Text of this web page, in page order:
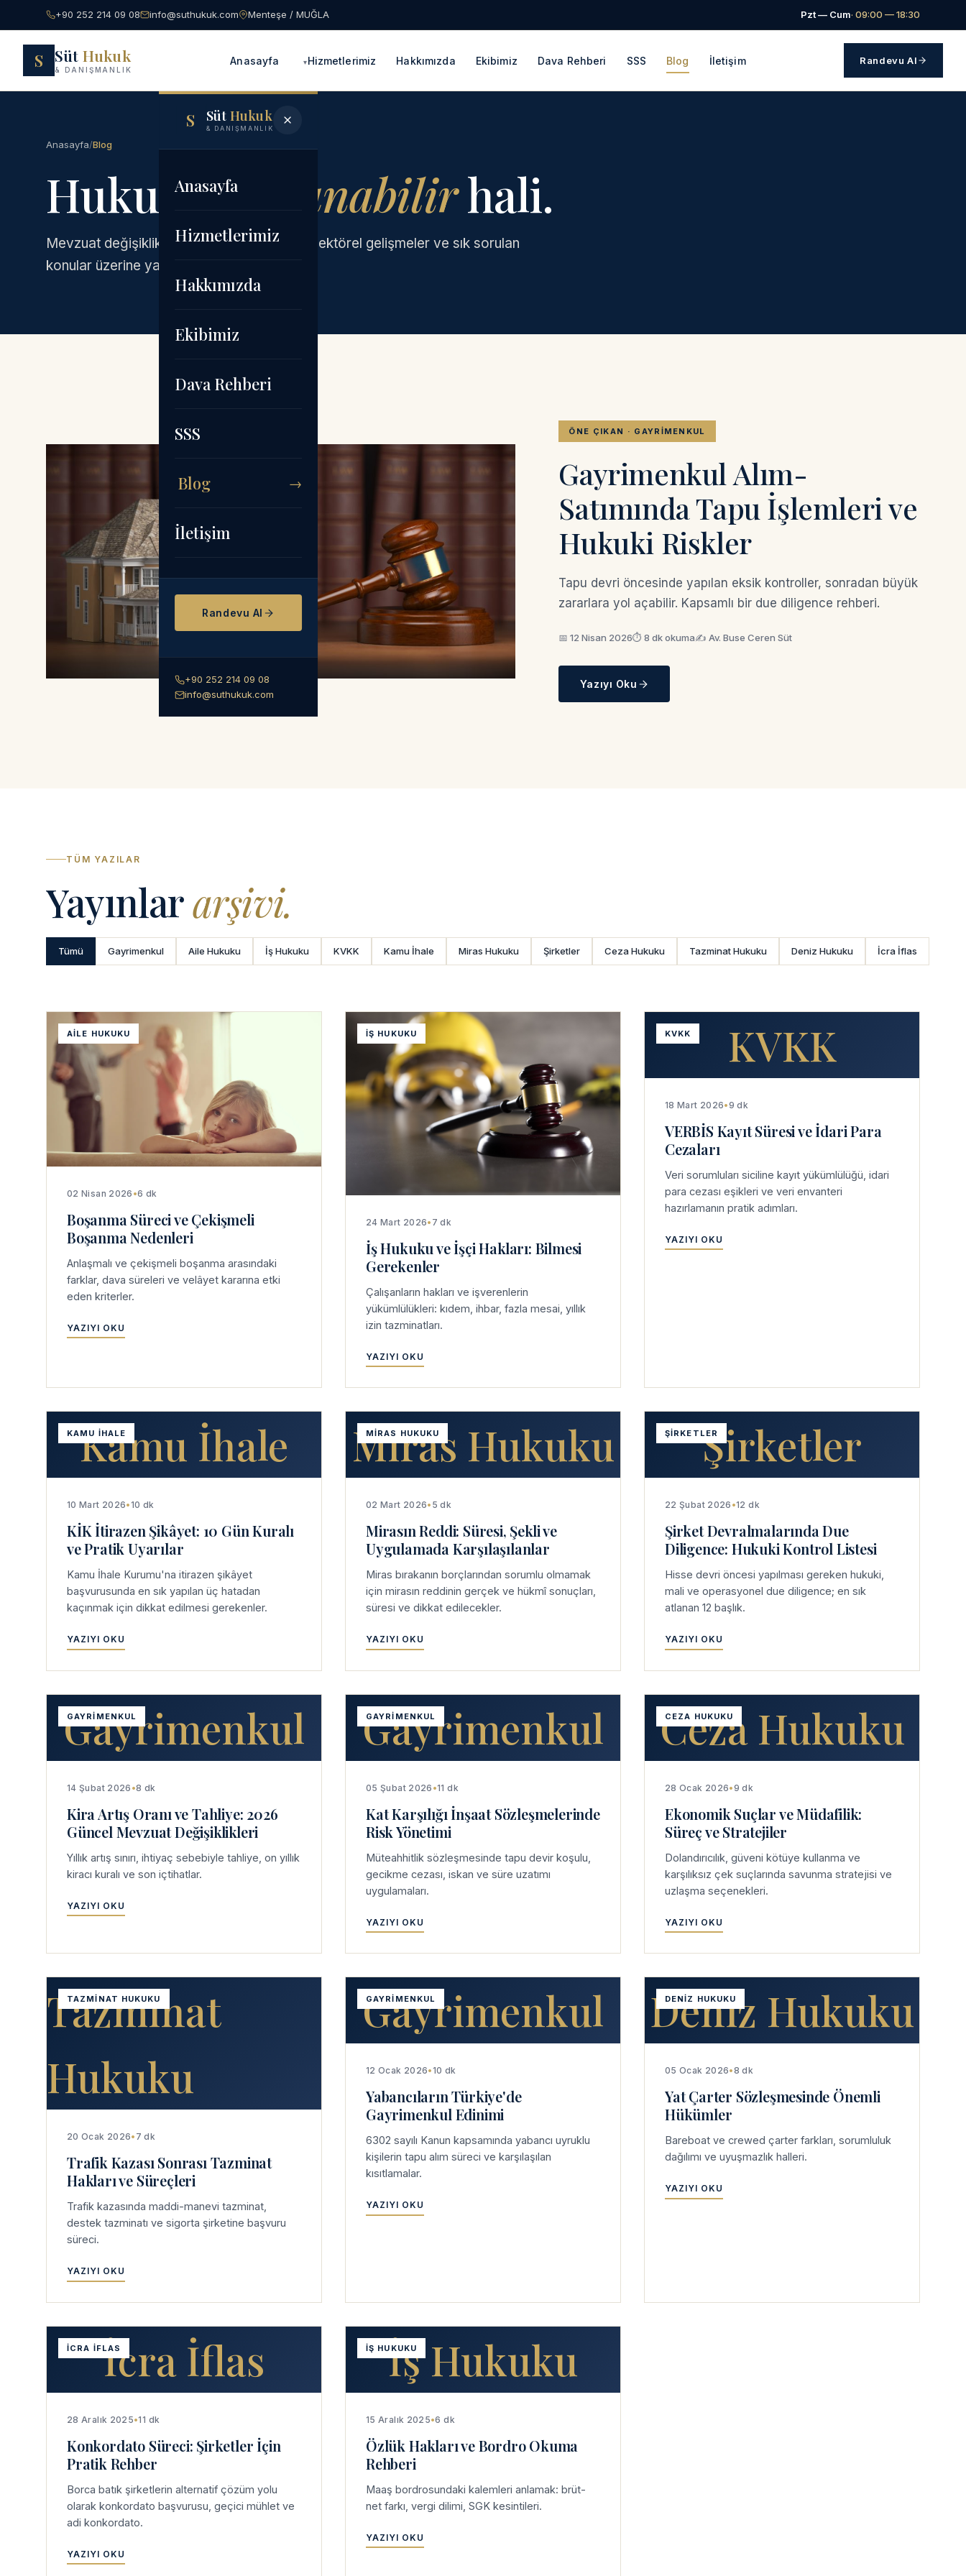
+90 252 214 09 08 info@suthukuk.com Menteşe / MUĞLA Pzt — Cum· 09:00 — 18:30
S Süt Hukuk
& DANIŞMANLIK
Anasayfa Hizmetlerimiz Hakkımızda Ekibimiz Dava Rehberi SSS Blog İletişim Randevu Al
S Süt Hukuk
& DANIŞMANLIK
Anasayfa
Hizmetlerimiz
Hakkımızda
Ekibimiz
Dava Rehberi
SSS
Blog
İletişim
Randevu Al
+90 252 214 09 08
info@suthukuk.com
Anasayfa/Blog
Hukukun okunabilirhali.
Mevzuat değişiklikleri, mahkeme kararları, sektörel gelişmeler ve sık sorulan
konular üzerine yazılar.
ÖNE ÇIKAN · GAYRIMENKUL
Gayrimenkul Alım-
Satımında Tapu İşlemleri ve
Hukuki Riskler
Tapu devri öncesinde yapılan eksik kontroller, sonradan büyük
zararlara yol açabilir. Kapsamlı bir due diligence rehberi.
📅 12 Nisan 2026⏱ 8 dk okuma✍ Av. Buse Ceren Süt
Yazıyı Oku
TÜM YAZILAR
Yayınlararşivi.
Tümü Gayrimenkul Aile Hukuku İş Hukuku KVKK Kamu İhale Miras Hukuku Şirketler Ceza Hukuku Tazminat Hukuku Deniz Hukuku İcra İflas
AILE HUKUKU
02 Nisan 2026 •6 dk
Boşanma Süreci ve Çekişmeli
Boşanma Nedenleri
Anlaşmalı ve çekişmeli boşanma arasındaki
farklar, dava süreleri ve velâyet kararına etki
eden kriterler.
YAZIYI OKU
İŞ HUKUKU
24 Mart 2026• 7 dk
İş Hukuku ve İşçi Hakları: Bilmesi
Gerekenler
Çalışanların hakları ve işverenlerin
yükümlülükleri: kıdem, ihbar, fazla mesai, yıllık
izin tazminatları.
YAZIYI OKU
KVKK
KVKK
18 Mart 2026•9 dk
VERBİS Kayıt Süresi ve İdari Para
Cezaları
Veri sorumluları siciline kayıt yükümlülüğü, idari
para cezası eşikleri ve veri envanteri
hazırlamanın pratik adımları.
YAZIYI OKU
Kamu İhale
KAMU İHALE
10 Mart 2026•10 dk
KİK İtirazen Şikâyet: 10 Gün Kuralı
ve Pratik Uyarılar
Kamu İhale Kurumu'na itirazen şikâyet
başvurusunda en sık yapılan üç hatadan
kaçınmak için dikkat edilmesi gerekenler.
YAZIYI OKU
Miras Hukuku
MIRAS HUKUKU
02 Mart 2026• 5 dk
Mirasın Reddi: Süresi, Şekli ve
Uygulamada Karşılaşılanlar
Miras bırakanın borçlarından sorumlu olmamak
için mirasın reddinin gerçek ve hükmî sonuçları,
süresi ve dikkat edilecekler.
YAZIYI OKU
Şirketler
ŞIRKETLER
22 Şubat 2026 •12 dk
Şirket Devralmalarında Due
Diligence: Hukuki Kontrol Listesi
Hisse devri öncesi yapılması gereken hukuki,
mali ve operasyonel due diligence; en sık
atlanan 12 başlık.
YAZIYI OKU
Gayrimenkul
GAYRIMENKUL
14 Şubat 2026 •8 dk
Kira Artış Oranı ve Tahliye: 2026
Güncel Mevzuat Değişiklikleri
Yıllık artış sınırı, ihtiyaç sebebiyle tahliye, on yıllık
kiracı kuralı ve son içtihatlar.
YAZIYI OKU
Gayrimenkul
GAYRIMENKUL
05 Şubat 2026 •11 dk
Kat Karşılığı İnşaat Sözleşmelerinde
Risk Yönetimi
Müteahhitlik sözleşmesinde tapu devir koşulu,
gecikme cezası, iskan ve süre uzatımı
uygulamaları.
YAZIYI OKU
Ceza Hukuku
CEZA HUKUKU
28 Ocak 2026•9 dk
Ekonomik Suçlar ve Müdafilik:
Süreç ve Stratejiler
Dolandırıcılık, güveni kötüye kullanma ve
karşılıksız çek suçlarında savunma stratejisi ve
uzlaşma seçenekleri.
YAZIYI OKU
Tazminat
Hukuku
TAZMINAT HUKUKU
20 Ocak 2026• 7 dk
Trafik Kazası Sonrası Tazminat
Hakları ve Süreçleri
Trafik kazasında maddi-manevi tazminat,
destek tazminatı ve sigorta şirketine başvuru
süreci.
YAZIYI OKU
Gayrimenkul
GAYRIMENKUL
12 Ocak 2026•10 dk
Yabancıların Türkiye'de
Gayrimenkul Edinimi
6302 sayılı Kanun kapsamında yabancı uyruklu
kişilerin tapu alım süreci ve karşılaşılan
kısıtlamalar.
YAZIYI OKU
Deniz Hukuku
DENIZ HUKUKU
05 Ocak 2026•8 dk
Yat Çarter Sözleşmesinde Önemli
Hükümler
Bareboat ve crewed çarter farkları, sorumluluk
dağılımı ve uyuşmazlık halleri.
YAZIYI OKU
İcra İflas
İCRA İFLAS
28 Aralık 2025•11 dk
Konkordato Süreci: Şirketler İçin
Pratik Rehber
Borca batık şirketlerin alternatif çözüm yolu
olarak konkordato başvurusu, geçici mühlet ve
adi konkordato.
YAZIYI OKU
İş Hukuku
İŞ HUKUKU
15 Aralık 2025•6 dk
Özlük Hakları ve Bordro Okuma
Rehberi
Maaş bordrosundaki kalemleri anlamak: brüt-
net farkı, vergi dilimi, SGK kesintileri.
YAZIYI OKU